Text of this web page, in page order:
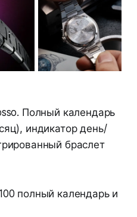
Полный календарь
индикатор день/
браслет
полный календарь и